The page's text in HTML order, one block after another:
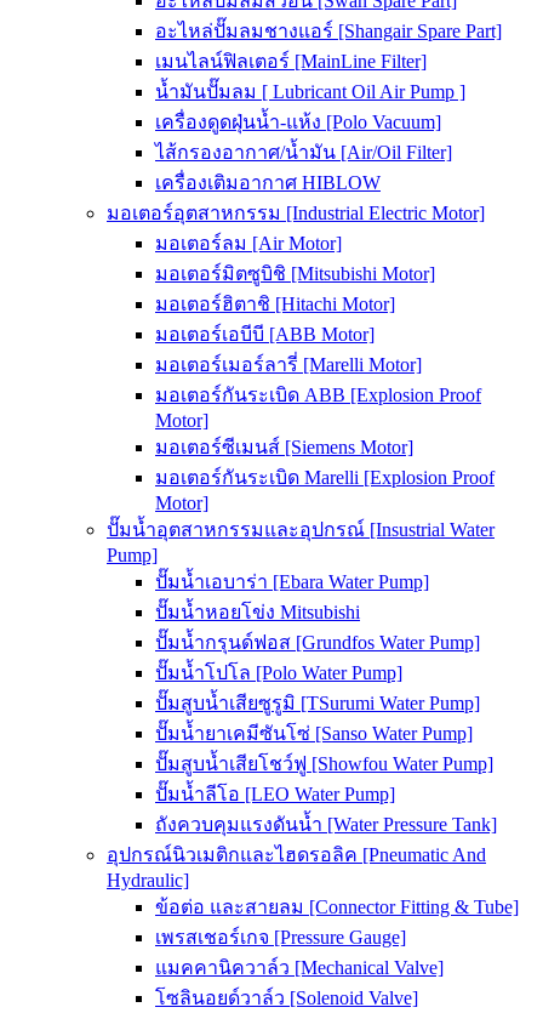
อะไหล่ปั๊มลมชางแอร์ [Shangair Spare Part]
เมนไลน์ฟิลเตอร์ [MainLine Filter]
น้ำมันปั๊มลม [ Lubricant Oil Air Pump ]
เครื่องดูดฝุ่นน้ำ-แห้ง [Polo Vacuum]
ไส้กรองอากาศ/น้ำมัน [Air/Oil Filter]
เครื่องเติมอากาศ HIBLOW
มอเตอร์อุตสาหกรรม [Industrial Electric Motor]
มอเตอร์ลม [Air Motor]
มอเตอร์มิตซูบิชิ [Mitsubishi Motor]
มอเตอร์ฮิตาชิ [Hitachi Motor]
มอเตอร์เอบีบี [ABB Motor]
มอเตอร์เมอร์ลารี่ [Marelli Motor]
มอเตอร์กันระเบิด ABB [Explosion Proof
Motor]
มอเตอร์ซีเมนส์ [Siemens Motor]
มอเตอร์กันระเบิด Marelli [Explosion Proof
Motor]
ปั๊มน้ำอุตสาหกรรมและอุปกรณ์ [Insustrial Water
Pump]
ปั๊มน้ำเอบาร่า [Ebara Water Pump]
ปั๊มน้ำหอยโข่ง Mitsubishi
ปั๊มน้ำกรุนด์ฟอส [Grundfos Water Pump]
ปั๊มน้ำโปโล [Polo Water Pump]
ปั๊มสูบน้ำเสียซูรูมิ [TSurumi Water Pump]
ปั๊มน้ำยาเคมีซันโซ่ [Sanso Water Pump]
ปั๊มสูบน้ำเสียโชว์ฟู [Showfou Water Pump]
ปั๊มน้ำลีโอ [LEO Water Pump]
ถังควบคุมแรงดันน้ำ [Water Pressure Tank]
อุปกรณ์นิวเมติกและไฮดรอลิค [Pneumatic And
Hydraulic]
ข้อต่อ และสายลม [Connector Fitting & Tube]
เพรสเชอร์เกจ [Pressure Gauge]
แมคคานิควาล์ว [Mechanical Valve]
โซลินอยด์วาล์ว [Solenoid Valve]